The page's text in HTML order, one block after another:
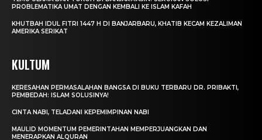
PROBLEMATIKA UMAT DENGAN KEMBALI KE ISLAM KAFAH
KHUTBAH IDUL FITRI 1447 H DI BANJARBARU, KHATIB KECAM KEZALIMAN
AMERIKA SERIKAT
KULTUM
KERESAHAN PERMASALAHAN BANGSA DI BUKU TERBARU DR. PRIBAKTI,
PEMBEDAH: ISLAM SOLUSINYA!
CINTA NABI, TELADANI KEPEMIMPINAN NABI
MAULID MOMENTUM PEMERINTAHAN MEMPERJUANGKAN DAN
MENERAPKAN ALQURAN